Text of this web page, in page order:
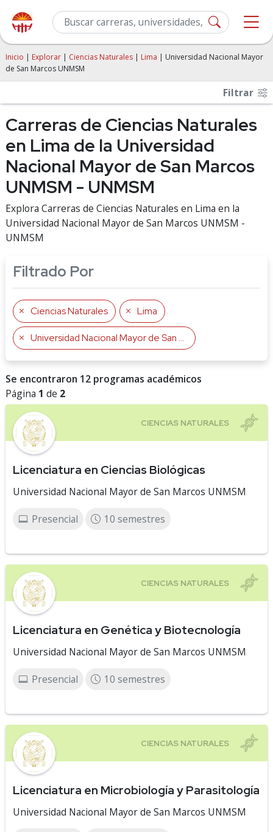
Inicio | Explorar | Ciencias Naturales | Lima | Universidad Nacional Mayor
de San Marcos UNMSM
Filtrar
Carreras de Ciencias Naturales
en Lima de la Universidad
Nacional Mayor de San Marcos
UNMSM - UNMSM
Explora Carreras de Ciencias Naturales en Lima en la
Universidad Nacional Mayor de San Marcos UNMSM -
UNMSM
Filtrado Por
Ciencias Naturales Lima
Universidad Nacional Mayor de San Marcos UNMSM
Se encontraron 12 programas académicos
Página 1 de 2
Licenciatura en Ciencias Biológicas
Universidad Nacional Mayor de San Marcos UNMSM
Presencial 10 semestres
Licenciatura en Genética y Biotecnología
Universidad Nacional Mayor de San Marcos UNMSM
Presencial 10 semestres
Licenciatura en Microbiología y Parasitología
Universidad Nacional Mayor de San Marcos UNMSM